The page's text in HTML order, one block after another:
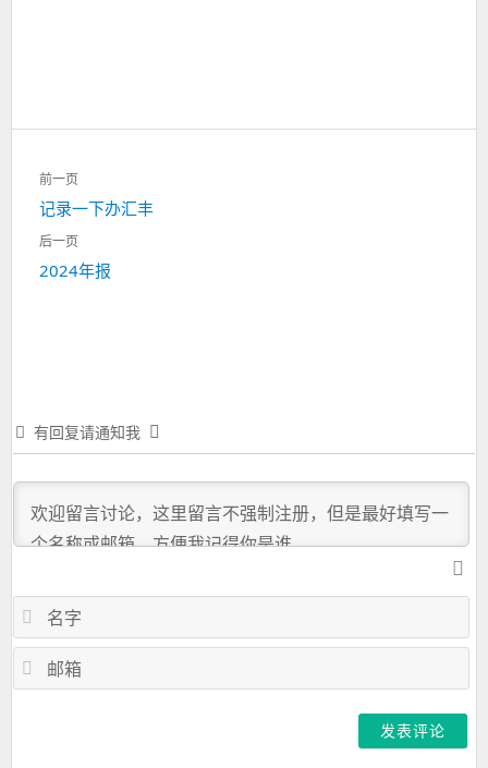
文
章
导
航
前一页
上
一
记录一下办汇丰
后一页
下
2024年报
有回复请通知我